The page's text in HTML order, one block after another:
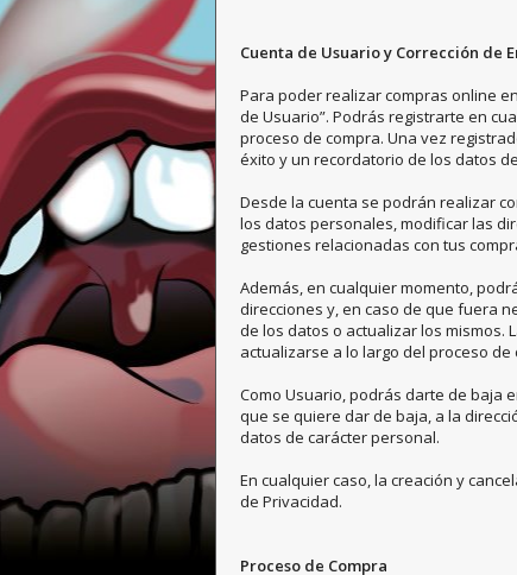
Cuenta de Usuario y Corrección de
Para poder realizar compras online
de Usuario”. Podrás registrarte en
proceso de compra. Una vez
éxito y un recordatorio de los datos
Desde la cuenta se podrán realizar
los datos personales, modificar las
gestiones relacionadas con tus
Además, en cualquier momento,
direcciones y, en caso de que fuera
de los datos o actualizar los mismos.
actualizarse a lo largo del proceso de
Como Usuario, podrás darte de baja
que se quiere dar de baja, a la
datos de carácter personal.
En cualquier caso, la creación y
de Privacidad.
Proceso de Compra